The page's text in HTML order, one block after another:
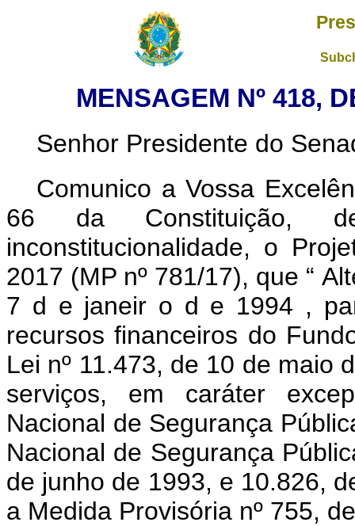
MENSAGEM Nº 418,
Senhor Presidente do
Comunico a Vossa
66 da Constituição,
inconstitucionalidade, o
2017 (MP nº 781/17), que “
7 d e janeir o d e 1994 ,
recursos financeiros do
Lei nº 11.473, de 10 de maio
serviços, em caráter
Nacional de Segurança
Nacional de Segurança
de junho de 1993, e 10.826,
a Medida Provisória nº 755,